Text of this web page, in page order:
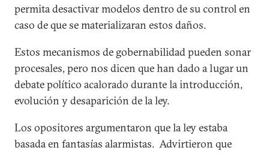
permita desactivar modelos dentro de su control en
caso de que se materializaran estos daños.
Estos mecanismos de gobernabilidad pueden sonar
procesales, pero nos dicen que han dado a lugar un
debate político acalorado durante la introducción,
evolución y desaparición de la ley.
Los opositores argumentaron que la ley estaba
basada en fantasías alarmistas. Advirtieron que